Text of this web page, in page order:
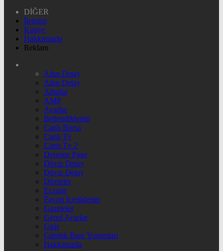
DİĞER
İletişim
Künye
Hakkımızda
Reklam
Altın Detay
Altın Detay
Altınlar
AMP
Ayarlar
Beğendiklerim
Canlı Borsa
Canlı Tv
Canlı Tv 2
Deneme Page
Döviz Detay
Döviz Detay
Dövizler
Eczane
Favori İçeriklerim
Gazeteler
Genel Ayarlar
Giriş
Günlük Burç Yorumları
Hakkımızda